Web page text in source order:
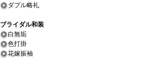
ダブル略礼
ブライダル和装
白無垢
色打掛
花嫁振袖